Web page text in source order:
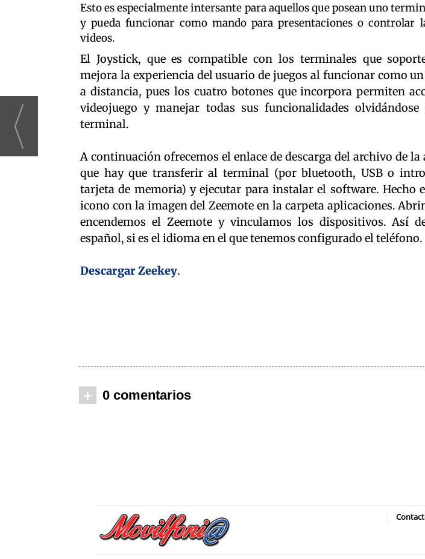
Esto es especialmente intersante para aquellos que posean uno
y pueda funcionar como mando para presentaciones o controlar
videos.
El Joystick, que es compatible con los terminales que
mejora la experiencia del usuario de juegos al funcionar como
a distancia, pues los cuatro botones que incorpora permiten
videojuego y manejar todas sus funcionalidades
terminal.
A continuación ofrecemos el enlace de descarga del archivo de la
que hay que transferir al terminal (por bluetooth, USB o
tarjeta de memoria) y ejecutar para instalar el software. Hecho
icono con la imagen del Zeemote en la carpeta aplicaciones.
encendemos el Zeemote y vinculamos los dispositivos. Así
español, si es el idioma en el que tenemos configurado el teléfono.
Descargar Zeekey.
+ 0 comentarios